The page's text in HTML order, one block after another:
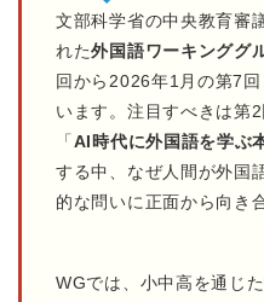
文部科学省の中央教育審
れた外国語ワーキンググ
回から2026年1月の第7
います。注目すべきは第
「AI時代に外国語を学ぶ
する中、なぜ人間が外国
的な問いに正面から向き
WGでは、小中高を通じ